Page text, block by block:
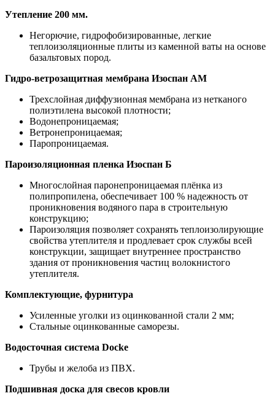
Утепление 200 мм.
Негорючие, гидрофобизированные, легкие
теплоизоляционные плиты из каменной ваты на основе
базальтовых пород.
Гидро-ветрозащитная мембрана Изоспан АМ
Трехслойная диффузионная мембрана из нетканого
полиэтилена высокой плотности;
Водонепроницаемая;
Ветронепроницаемая;
Паропроницаемая.
Пароизоляционная пленка Изоспан Б
Многослойная паронепроницаемая плёнка из
полипропилена, обеспечивает 100 % надежность от
проникновения водяного пара в строительную
конструкцию;
Пароизоляция позволяет сохранять теплоизолирующие
свойства утеплителя и продлевает срок службы всей
конструкции, защищает внутреннее пространство
здания от проникновения частиц волокнистого
утеплителя.
Комплектующие, фурнитура
Усиленные уголки из оцинкованной стали 2 мм;
Стальные оцинкованные саморезы.
Водосточная система Docke
Трубы и желоба из ПВХ.
Подшивная доска для свесов кровли